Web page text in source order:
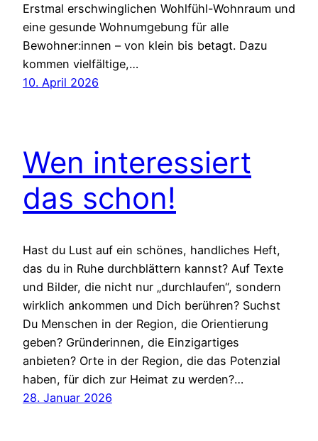
Erstmal erschwinglichen Wohlfühl-Wohnraum und
eine gesunde Wohnumgebung für alle
Bewohner:innen – von klein bis betagt. Dazu
kommen vielfältige,…
10. April 2026
Wen interessiert
das schon!
Hast du Lust auf ein schönes, handliches Heft,
das du in Ruhe durchblättern kannst? Auf Texte
und Bilder, die nicht nur „durchlaufen“, sondern
wirklich ankommen und Dich berühren? Suchst
Du Menschen in der Region, die Orientierung
geben? Gründerinnen, die Einzigartiges
anbieten? Orte in der Region, die das Potenzial
haben, für dich zur Heimat zu werden?…
28. Januar 2026